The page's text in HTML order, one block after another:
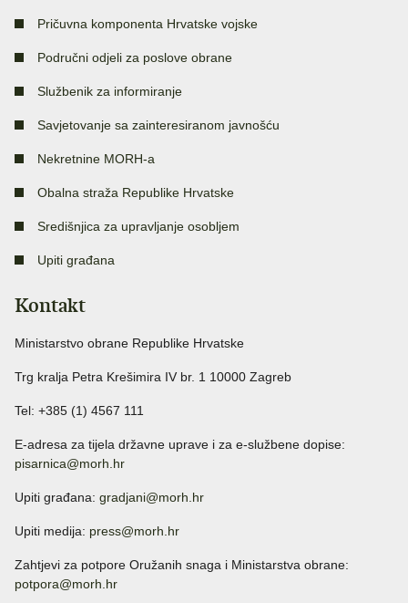
Pričuvna komponenta Hrvatske vojske
Područni odjeli za poslove obrane
Službenik za informiranje
Savjetovanje sa zainteresiranom javnošću
Nekretnine MORH-a
Obalna straža Republike Hrvatske
Središnjica za upravljanje osobljem
Upiti građana
Kontakt
Ministarstvo obrane Republike Hrvatske
Trg kralja Petra Krešimira IV br. 1 10000 Zagreb
Tel: +385 (1) 4567 111
E-adresa za tijela državne uprave i za e-službene dopise:
pisarnica@morh.hr
Upiti građana: gradjani@morh.hr
Upiti medija: press@morh.hr
Zahtjevi za potpore Oružanih snaga i Ministarstva obrane:
potpora@morh.hr